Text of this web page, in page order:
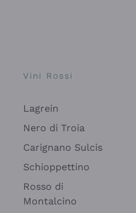
Vini Rossi
Lagrein
Nero di Troia
Carignano Sulcis
Schioppettino
Rosso di
Montalcino